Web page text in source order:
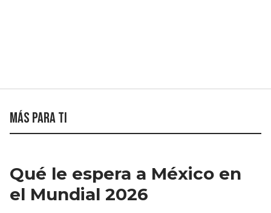
Más para ti
Qué le espera a México en
el Mundial 2026